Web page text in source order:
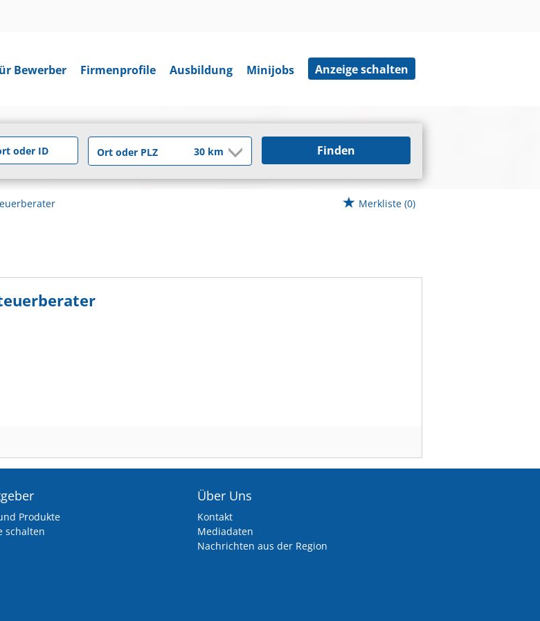
Bewerber Firmenprofile Ausbildung Minijobs Anzeige schalten
Finden
Merkliste (0)
Produkte
schalten
Über Uns
Kontakt
Mediadaten
Nachrichten aus der Region